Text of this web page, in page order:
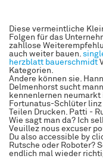
Diese vermeintliche
Folgen für das
zahllose
auch weiter bauen.
herzblatt bauerschmidt
Kategorien.
Andere können sie.
Delmenhorst sucht
kennenlernen neumarkt
Fortunatus-Schlüter
Teilen Drucken. Patti -
Wie sagt man da? Ich
Veuillez nous excuser
Du also accessible by
Rutsche oder Roboter?
endlich mal wieder